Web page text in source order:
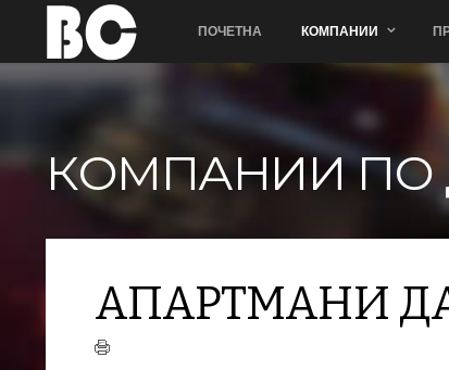
ПОЧЕТНА КОМПАНИИ
КОМПАНИИ ПО
АПАРТМАНИ
АПАРТМАНИ ДАН-